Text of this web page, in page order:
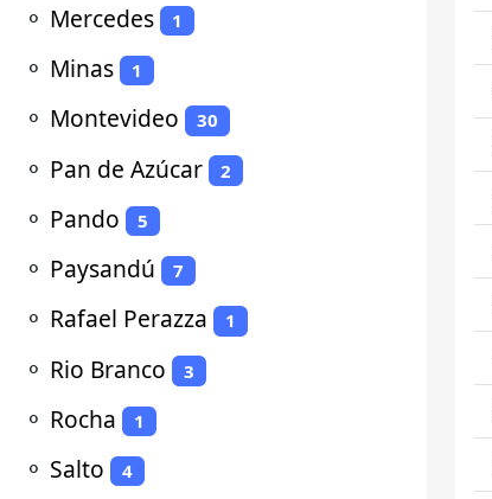
⚬ Mercedes 1
⚬ Minas 1
⚬ Montevideo 30
⚬ Pan de Azúcar 2
⚬ Pando 5
⚬ Paysandú 7
⚬ Rafael Perazza 1
⚬ Rio Branco 3
⚬ Rocha 1
⚬ Salto 4